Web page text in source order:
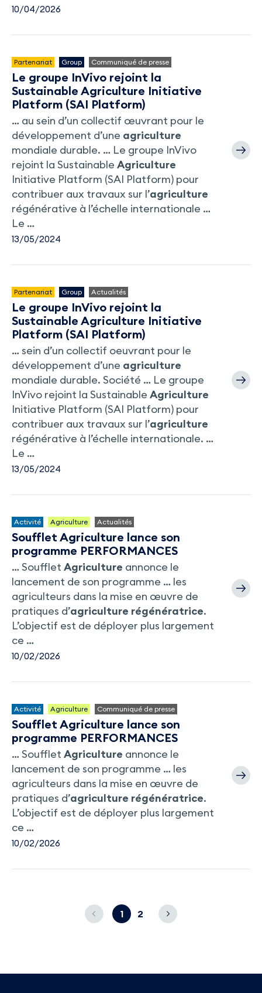
10/04/2026
Partenariat Group Communiqué de presse
Le groupe InVivo rejoint la
Sustainable Agriculture Initiative
Platform (SAI Platform)
… au sein d’un collectif œuvrant pour le
développement d’une agriculture
mondiale durable. … Le groupe InVivo
rejoint la Sustainable Agriculture
Initiative Platform (SAI Platform) pour
contribuer aux travaux sur l’agriculture
régénérative à l’échelle internationale …
Le …
13/05/2024
Partenariat Group Actualités
Le groupe InVivo rejoint la
Sustainable Agriculture Initiative
Platform (SAI Platform)
… sein d’un collectif oeuvrant pour le
développement d’une agriculture
mondiale durable. Société … Le groupe
InVivo rejoint la Sustainable Agriculture
Initiative Platform (SAI Platform) pour
contribuer aux travaux sur l’agriculture
régénérative à l’échelle internationale. …
Le …
13/05/2024
Activité Agriculture Actualités
Soufflet Agriculture lance son
programme PERFORMANCES
… Soufflet Agriculture annonce le
lancement de son programme … les
agriculteurs dans la mise en œuvre de
pratiques d’agriculture régénératrice.
L’objectif est de déployer plus largement
ce …
10/02/2026
Activité Agriculture Communiqué de presse
Soufflet Agriculture lance son
programme PERFORMANCES
… Soufflet Agriculture annonce le
lancement de son programme … les
agriculteurs dans la mise en œuvre de
pratiques d’agriculture régénératrice.
L’objectif est de déployer plus largement
ce …
10/02/2026
1 2